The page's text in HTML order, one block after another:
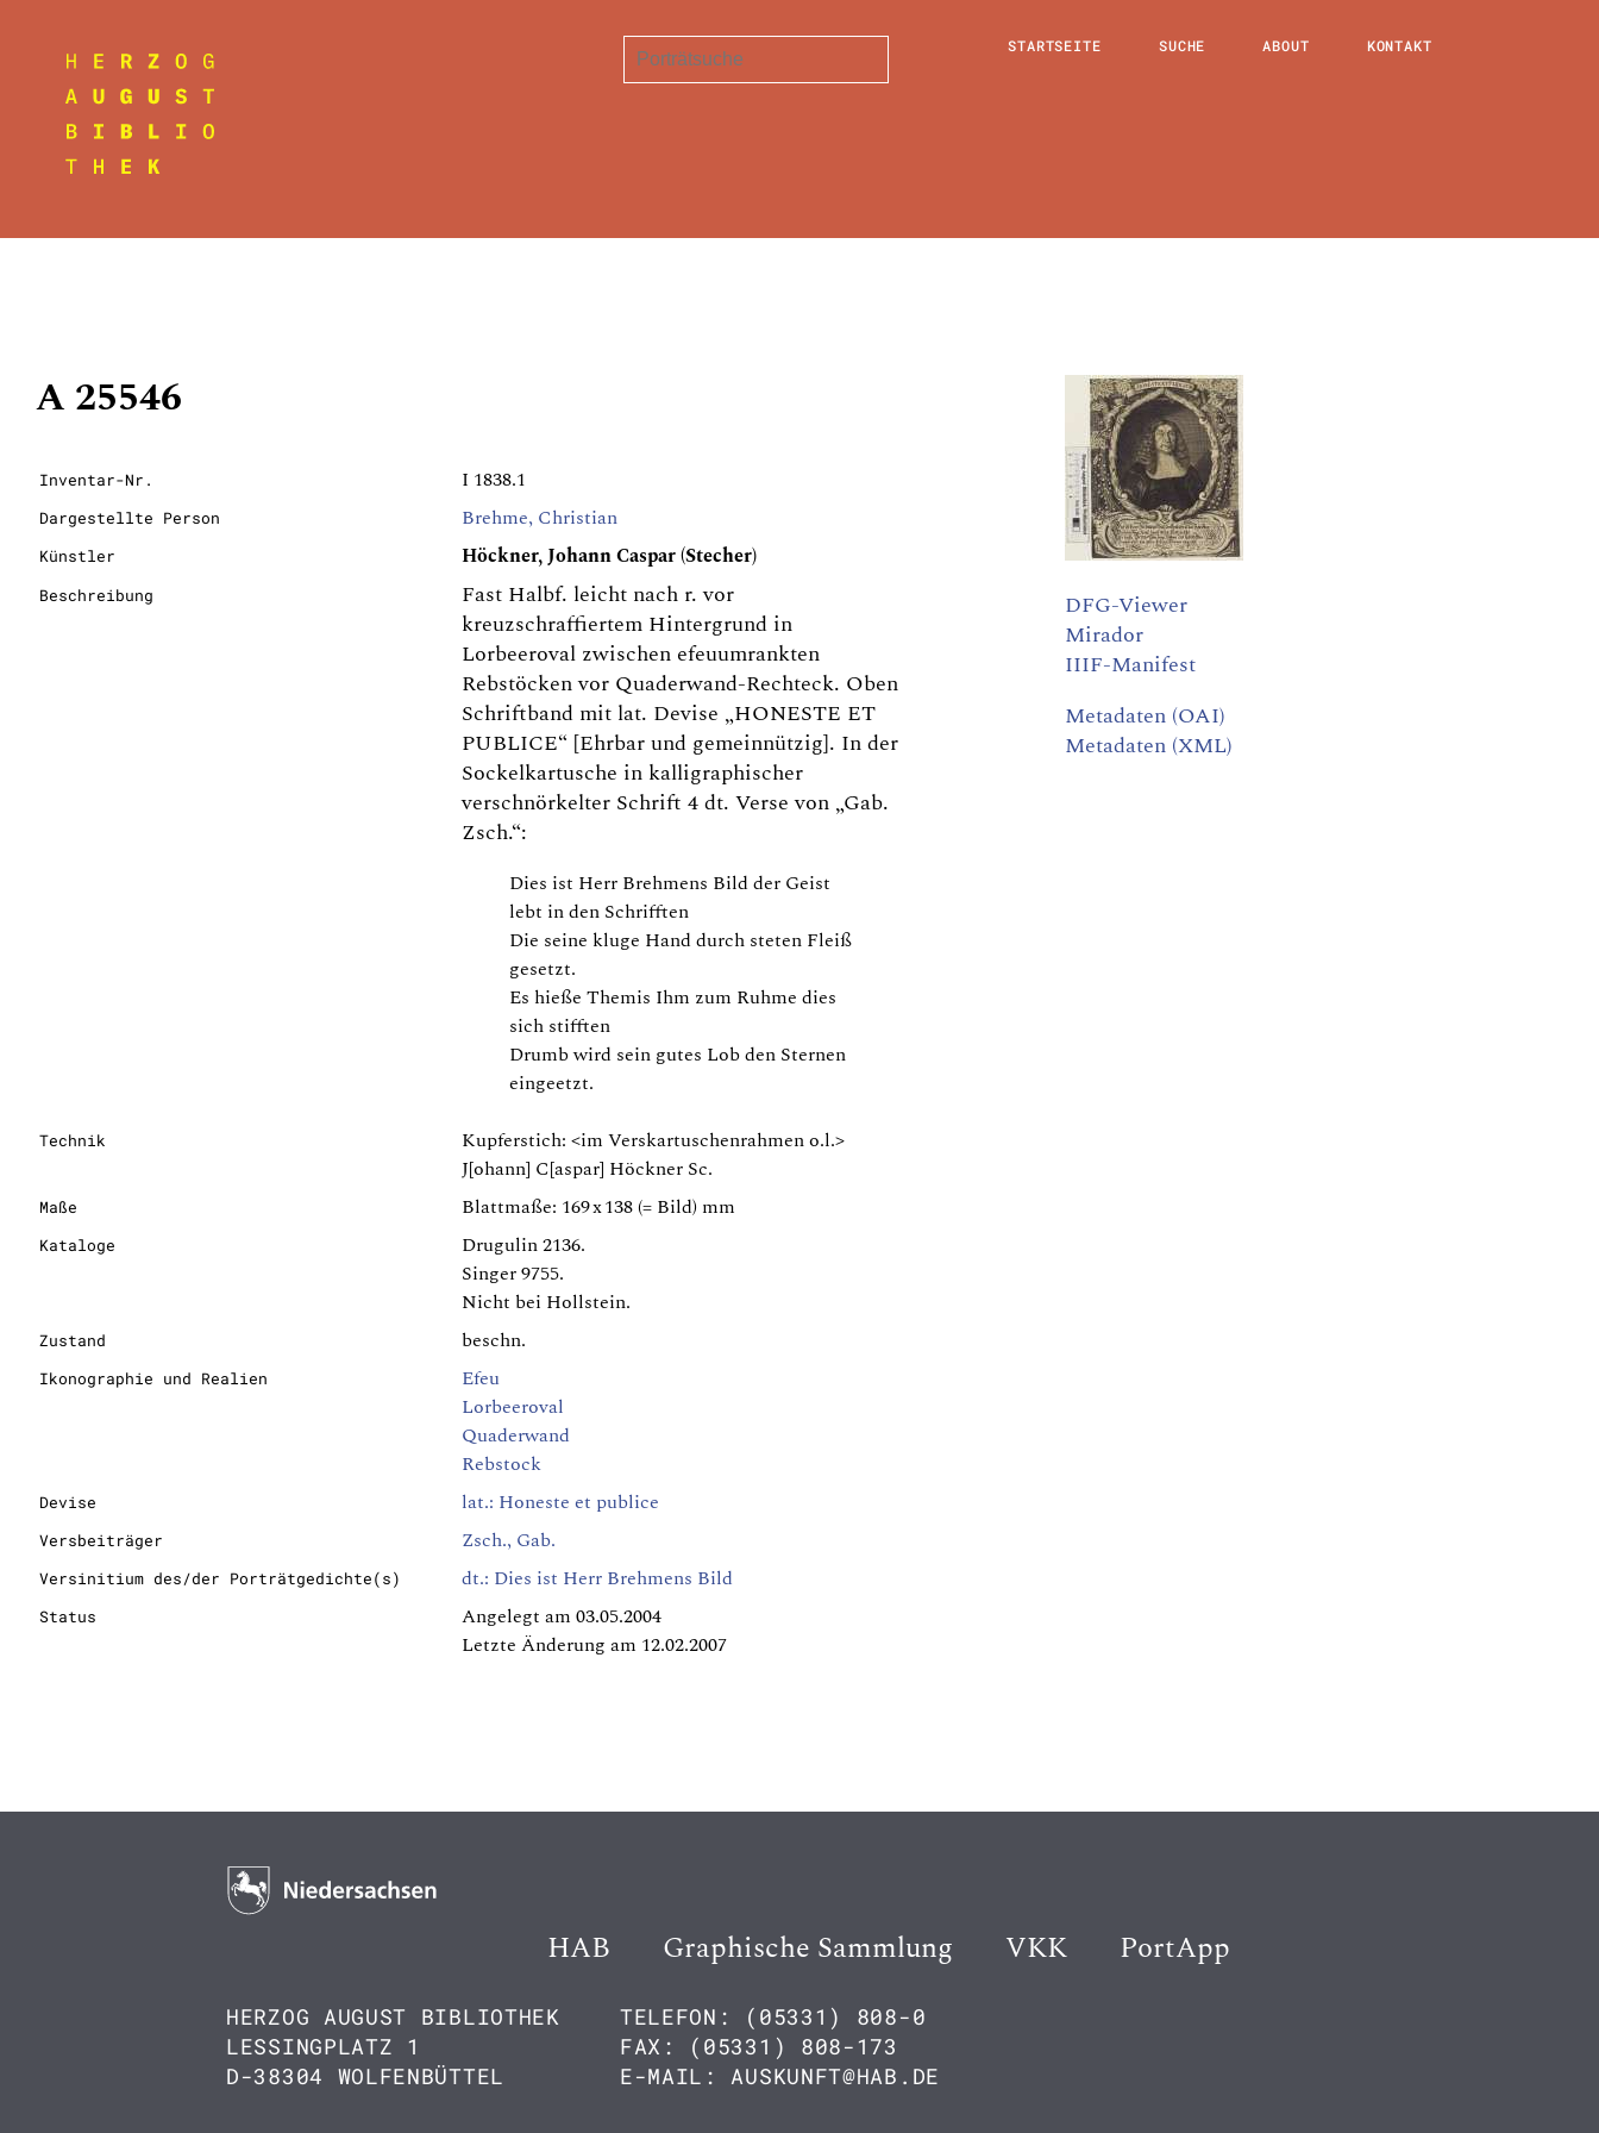
STARTSEITE SUCHE ABOUT KONTAKT
A 25546
Inventar-Nr. I 1838.1
Dargestellte Person Brehme, Christian
Künstler Höckner, Johann Caspar (Stecher)
Beschreibung
Fast Halbf. leicht nach r. vor
kreuzschraffiertem Hintergrund in
Lorbeeroval zwischen efeuumrankten
Rebstöcken vor Quaderwand-Rechteck. Oben
Schriftband mit lat. Devise „HONESTE ET
PUBLICE“ [Ehrbar und gemeinnützig]. In der
Sockelkartusche in kalligraphischer
verschnörkelter Schrift 4 dt. Verse von „Gab.
Zsch.“:
Dies ist Herr Brehmens Bild der Geist
lebt in den Schrifften
Die seine kluge Hand durch steten Fleiß
gesetzt.
Es hieße Themis Ihm zum Ruhme dies
sich stifften
Drumb wird sein gutes Lob den Sternen
eingeetzt.
Technik
Kupferstich: <im Verskartuschenrahmen o.l.>
J[ohann] C[aspar] Höckner Sc.
Maße Blattmaße: 169 x 138 (= Bild) mm
Kataloge
Drugulin 2136.
Singer 9755.
Nicht bei Hollstein.
Zustand beschn.
Ikonographie und Realien
Efeu
Lorbeeroval
Quaderwand
Rebstock
Devise lat.: Honeste et publice
Versbeiträger Zsch., Gab.
Versinitium des/der Porträtgedichte(s) dt.: Dies ist Herr Brehmens Bild
Status
Angelegt am 03.05.2004
Letzte Änderung am 12.02.2007
DFG-Viewer
Mirador
IIIF-Manifest
Metadaten (OAI)
Metadaten (XML)
HAB Graphische Sammlung VKK PortApp
HERZOG AUGUST BIBLIOTHEK
LESSINGPLATZ 1
D-38304 WOLFENBÜTTEL
TELEFON: (05331) 808-0
FAX: (05331) 808-173
E-MAIL: AUSKUNFT@HAB.DE